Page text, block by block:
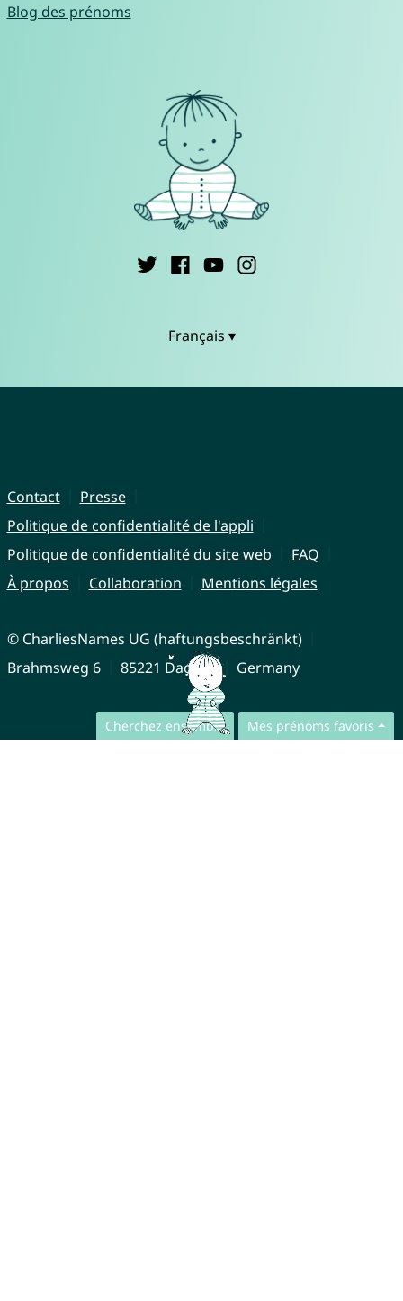
Cherchez ensemble Mes prénoms favoris
Blog des prénoms
Français ▾
Contact
Presse
Politique de confidentialité de l'appli
Politique de confidentialité du site web
FAQ
À propos
Collaboration Mentions légales
© CharliesNames UG (haftungsbeschränkt)
Brahmsweg 6
85221 Dachau Germany